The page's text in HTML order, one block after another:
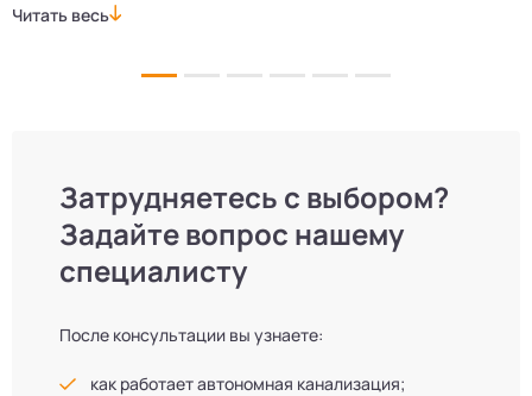
Монтажники приехали вовремя, установили всё быстро
Читать весь
Затрудняетесь с выбором?
Задайте вопрос нашему
специалисту
После консультации вы узнаете:
как работает автономная канализация;